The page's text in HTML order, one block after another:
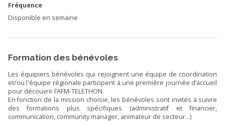
Fréquence
Disponible en semaine
Formation des bénévoles
Les équipiers bénévoles qui rejoignent une équipe de coordination
et/ou l'équipe régionale participent à une première journée d’accueil
pour découvrir l’AFM-TELETHON.
En fonction de la mission choisie, les bénévoles sont invités à suivre
des formations plus spécifiques (administratif et financier,
communication, community manager, animateur de secteur...)